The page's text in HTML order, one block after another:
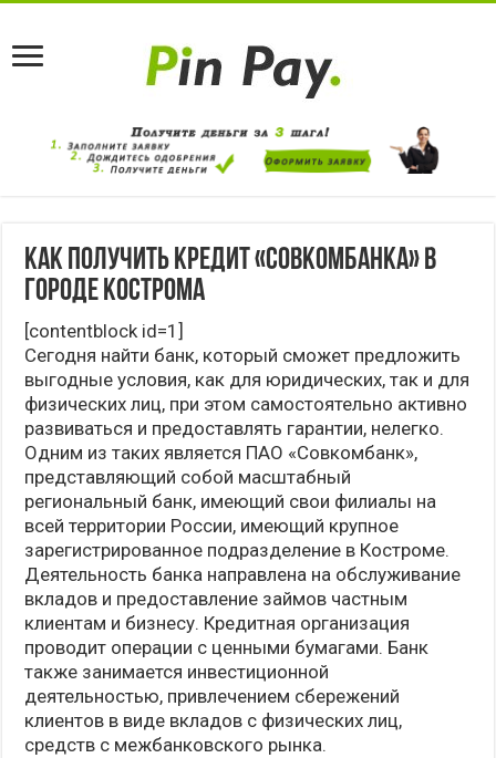
Как получить кредит «Совкомбанка» в
городе Кострома
[contentblock id=1]
Сегодня найти банк, который сможет предложить
выгодные условия, как для юридических, так и для
физических лиц, при этом самостоятельно активно
развиваться и предоставлять гарантии, нелегко.
Одним из таких является ПАО «Совкомбанк»,
представляющий собой масштабный
региональный банк, имеющий свои филиалы на
всей территории России, имеющий крупное
зарегистрированное подразделение в Костроме.
Деятельность банка направлена на обслуживание
вкладов и предоставление займов частным
клиентам и бизнесу. Кредитная организация
проводит операции с ценными бумагами. Банк
также занимается инвестиционной
деятельностью, привлечением сбережений
клиентов в виде вкладов с физических лиц,
средств с межбанковского рынка.